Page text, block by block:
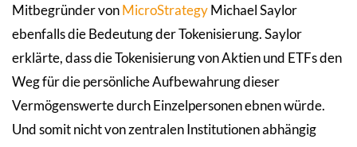
Mitbegründer vonMicroStrategyMichael Saylor
ebenfalls die Bedeutung der Tokenisierung. Saylor
erklärte, dass die Tokenisierung von Aktien und ETFs den
Weg für die persönliche Aufbewahrung dieser
Vermögenswerte durch Einzelpersonen ebnen würde.
Und somit nicht von zentralen Institutionen abhängig